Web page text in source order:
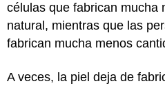
células que fabrican mucha
natural, mientras que las
fabrican mucha menos
A veces, la piel deja de